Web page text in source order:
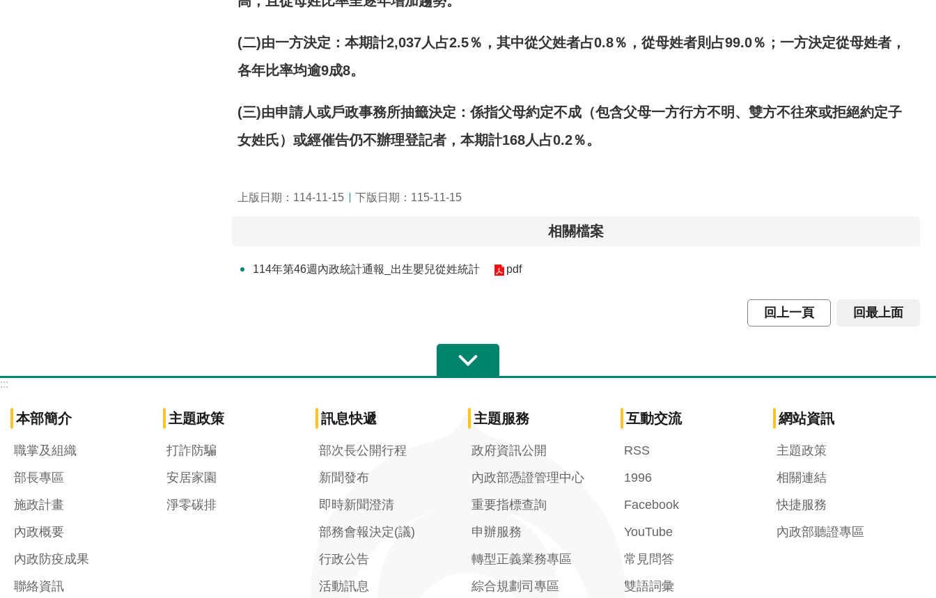
(二)由一方決定：本期計2,037人占2.5％，其中從父姓者占0.8％，從母姓者則占99.0％；一方決定從母姓者，
各年比率均逾9成8。
(三)由申請人或戶政事務所抽籤決定：係指父母約定不成（包含父母一方行方不明、雙方不往來或拒絕約定子
女姓氏）或經催告仍不辦理登記者，本期計168人占0.2％。
上版日期：114-11-15 下版日期：115-11-15
相關檔案
114年第46週內政統計通報_出生嬰兒從姓統計 pdf
回上一頁 回最上面
:::
本部簡介
職掌及組織
部長專區
施政計畫
內政概要
內政防疫成果
聯絡資訊
主題政策
打詐防騙
安居家園
淨零碳排
訊息快遞
部次長公開行程
新聞發布
即時新聞澄清
部務會報決定(議)
行政公告
活動訊息
主題服務
政府資訊公開
內政部憑證管理中心
重要指標查詢
申辦服務
轉型正義業務專區
綜合規劃司專區
互動交流
RSS
1996
Facebook
YouTube
常見問答
雙語詞彙
網站資訊
主題政策
相關連結
快捷服務
內政部聽證專區